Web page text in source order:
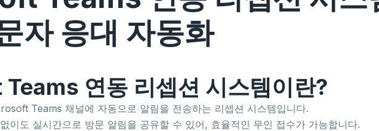
자 응대 자동화
연동 리셉션 시스템이란?
Teams 채널에 자동으로 알림을 전송하는 리셉션 시스템입니다.
이도 실시간으로 방문 알림을 공유할 수 있어, 효율적인 무인 접수가 가능합니다.